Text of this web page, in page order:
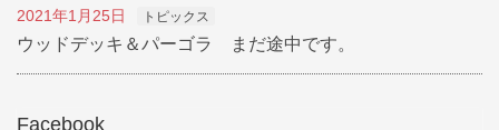
2021年1月25日 トピックス
ウッドデッキ＆パーゴラ まだ途中です。
Facebook